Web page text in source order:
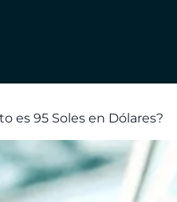
es 95 Soles en Dólares?